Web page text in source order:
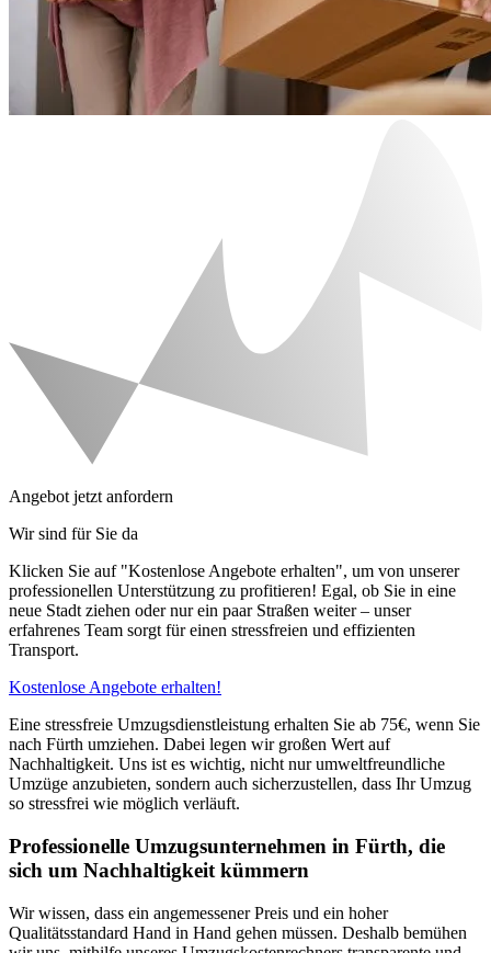
Angebot jetzt anfordern
Wir sind für Sie da
Klicken Sie auf "Kostenlose Angebote erhalten", um von unserer
professionellen Unterstützung zu profitieren! Egal, ob Sie in eine
neue Stadt ziehen oder nur ein paar Straßen weiter – unser
erfahrenes Team sorgt für einen stressfreien und effizienten
Transport.
Kostenlose Angebote erhalten!
Eine stressfreie Umzugsdienstleistung erhalten Sie ab 75€, wenn Sie
nach Fürth umziehen. Dabei legen wir großen Wert auf
Nachhaltigkeit. Uns ist es wichtig, nicht nur umweltfreundliche
Umzüge anzubieten, sondern auch sicherzustellen, dass Ihr Umzug
so stressfrei wie möglich verläuft.
Professionelle Umzugsunternehmen in Fürth, die
sich um Nachhaltigkeit kümmern
Wir wissen, dass ein angemessener Preis und ein hoher
Qualitätsstandard Hand in Hand gehen müssen. Deshalb bemühen